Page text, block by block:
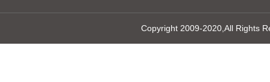
Copyright 2009-2020,All Rights